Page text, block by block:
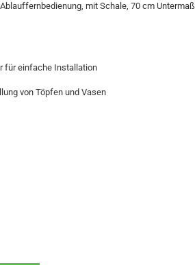
mit Schale, 70 cm Untermaß
für einfache Installation
von Töpfen und Vasen